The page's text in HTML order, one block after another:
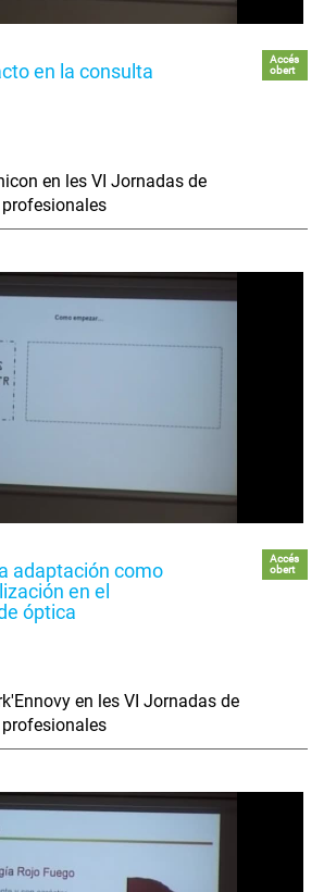
en la consulta
Accés
obert
en les VI Jornadas de
adaptación como
en el
óptica
Accés
obert
en les VI Jornadas de